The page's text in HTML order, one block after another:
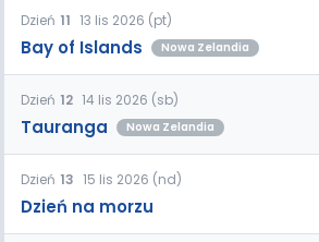
Dzień 11 13 lis 2026 (pt)
Bay of Islands Nowa Zelandia
Dzień 12 14 lis 2026 (sb)
Tauranga Nowa Zelandia
Dzień 13 15 lis 2026 (nd)
Dzień na morzu